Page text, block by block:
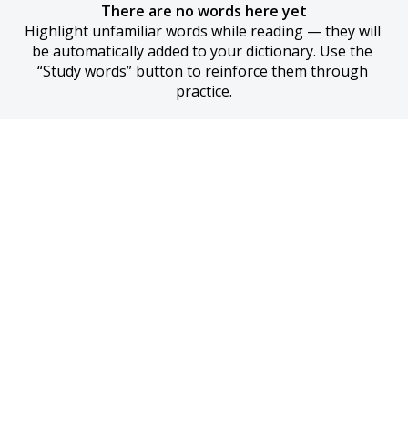
There are no words here yet
Highlight unfamiliar words while reading — they will
be automatically added to your dictionary. Use the
“Study words” button to reinforce them through
practice.